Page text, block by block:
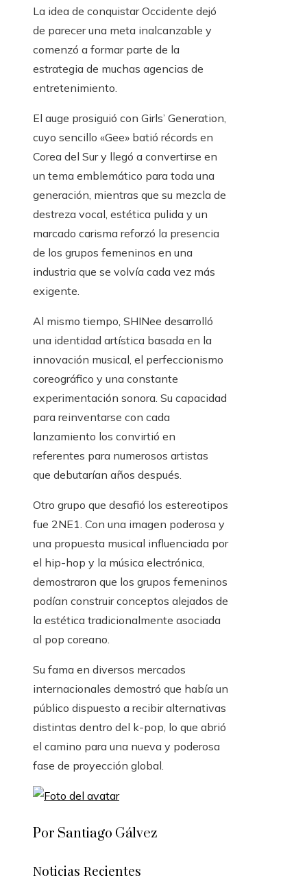
La idea de conquistar Occidente dejó
de parecer una meta inalcanzable y
comenzó a formar parte de la
estrategia de muchas agencias de
entretenimiento.
El auge prosiguió con Girls’ Generation,
cuyo sencillo «Gee» batió récords en
Corea del Sur y llegó a convertirse en
un tema emblemático para toda una
generación, mientras que su mezcla de
destreza vocal, estética pulida y un
marcado carisma reforzó la presencia
de los grupos femeninos en una
industria que se volvía cada vez más
exigente.
Al mismo tiempo, SHINee desarrolló
una identidad artística basada en la
innovación musical, el perfeccionismo
coreográfico y una constante
experimentación sonora. Su capacidad
para reinventarse con cada
lanzamiento los convirtió en
referentes para numerosos artistas
que debutarían años después.
Otro grupo que desafió los estereotipos
fue 2NE1. Con una imagen poderosa y
una propuesta musical influenciada por
el hip-hop y la música electrónica,
demostraron que los grupos femeninos
podían construir conceptos alejados de
la estética tradicionalmente asociada
al pop coreano.
Su fama en diversos mercados
internacionales demostró que había un
público dispuesto a recibir alternativas
distintas dentro del k-pop, lo que abrió
el camino para una nueva y poderosa
fase de proyección global.
Por Santiago Gálvez
Noticias Recientes